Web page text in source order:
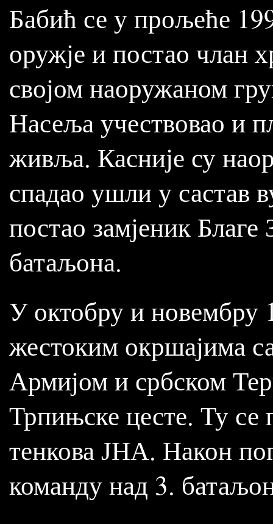
Бабић се у прољеће
оружје и постао члан
својом наоружаном
Насеља учествовао и
живља. Касније су
спадао ушли у састав
постао замјеник
батаљона.
У октобру и новембру
жестоким окршајима
Армијом и србском
Трпињске цесте. Ту се
тенкова ЈНА. Након
команду над 3.